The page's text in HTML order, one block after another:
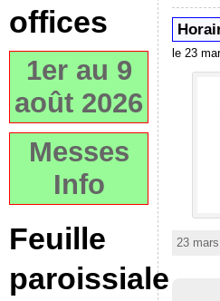
offices
1er au 9
août 2026
Messes
Info
Feuille
paroissiale
le 23
23